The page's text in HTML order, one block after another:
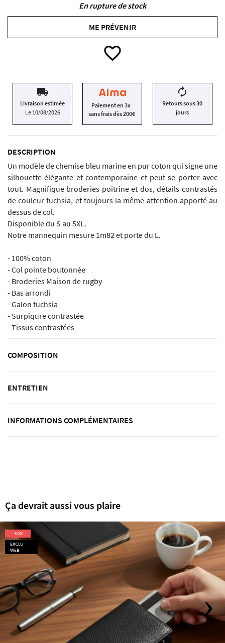
En rupture de stock
ME PRÉVENIR
favorite_border
local_shipping
Livraison estimée
Le 10/08/2026
Paiement en 3x
sans frais dès 200€
autorenew
Retours sous 30
jours
DESCRIPTION
Un modèle de chemise bleu marine en pur coton qui signe une
silhouette élégante et contemporaine et peut se porter avec
tout. Magnifique broderies poitrine et dos, détails contrastés
de couleur fuchsia, et toujours la même attention apporté au
dessus de col.
Disponible du S au 5XL.
Notre mannequin mesure 1m82 et porte du L.
- 100% coton
- Col pointe boutonnée
- Broderies Maison de rugby
- Bas arrondi
- Galon fuchsia
- Surpiqure contrastée
- Tissus contrastées
COMPOSITION
ENTRETIEN
INFORMATIONS COMPLÉMENTAIRES
Ça devrait aussi vous plaire
EXCLU
WEB
- 50%